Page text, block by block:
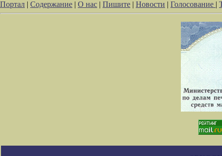
Портал | Содержание | О нас | Пишите | Новости | Голосование |